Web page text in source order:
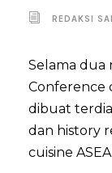
REDAKSI
Selama dua
Conference
dibuat
dan history
cuisine